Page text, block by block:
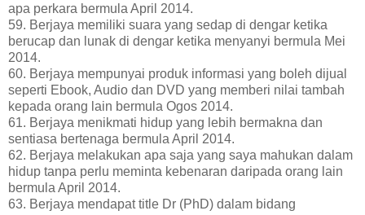
apa perkara bermula April 2014.
59. Berjaya memiliki suara yang sedap di dengar ketika
berucap dan lunak di dengar ketika menyanyi bermula Mei
2014.
60. Berjaya mempunyai produk informasi yang boleh dijual
seperti Ebook, Audio dan DVD yang memberi nilai tambah
kepada orang lain bermula Ogos 2014.
61. Berjaya menikmati hidup yang lebih bermakna dan
sentiasa bertenaga bermula April 2014.
62. Berjaya melakukan apa saja yang saya mahukan dalam
hidup tanpa perlu meminta kebenaran daripada orang lain
bermula April 2014.
63. Berjaya mendapat title Dr (PhD) dalam bidang